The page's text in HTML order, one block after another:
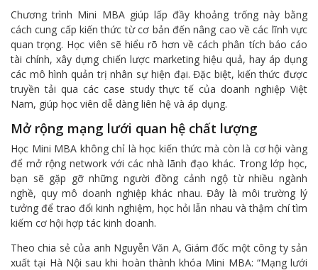
Chương trình Mini MBA giúp lấp đầy khoảng trống này bằng
cách cung cấp kiến thức từ cơ bản đến nâng cao về các lĩnh vực
quan trọng. Học viên sẽ hiểu rõ hơn về cách phân tích báo cáo
tài chính, xây dựng chiến lược marketing hiệu quả, hay áp dụng
các mô hình quản trị nhân sự hiện đại. Đặc biệt, kiến thức được
truyền tải qua các case study thực tế của doanh nghiệp Việt
Nam, giúp học viên dễ dàng liên hệ và áp dụng.
Mở rộng mạng lưới quan hệ chất lượng
Học Mini MBA không chỉ là học kiến thức mà còn là cơ hội vàng
để mở rộng network với các nhà lãnh đạo khác. Trong lớp học,
bạn sẽ gặp gỡ những người đồng cảnh ngộ từ nhiều ngành
nghề, quy mô doanh nghiệp khác nhau. Đây là môi trường lý
tưởng để trao đổi kinh nghiệm, học hỏi lẫn nhau và thậm chí tìm
kiếm cơ hội hợp tác kinh doanh.
Theo chia sẻ của anh Nguyễn Văn A, Giám đốc một công ty sản
xuất tại Hà Nội sau khi hoàn thành khóa Mini MBA: “Mạng lưới